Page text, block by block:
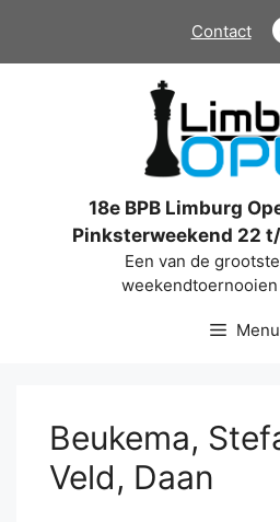
de
Contact
18e BPB Limburg
Pinksterweekend 22
Een van de
weekendtoernooien
Menu
Beukema,
Veld, Daan